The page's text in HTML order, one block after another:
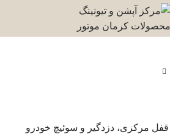
کنید
مرکزی، دزدگیر و سوئیچ خودرو